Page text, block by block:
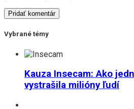
Vybrané témy
Kauza Insecam: Ako
vystrašila milióny ľudí